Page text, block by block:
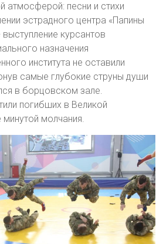
атмосферой: песни и стихи
эстрадного центра «Папины
выступление курсантов
назначения
института не оставили
самые глубокие струны души
в борцовском зале.
погибших в Великой
минутой молчания.